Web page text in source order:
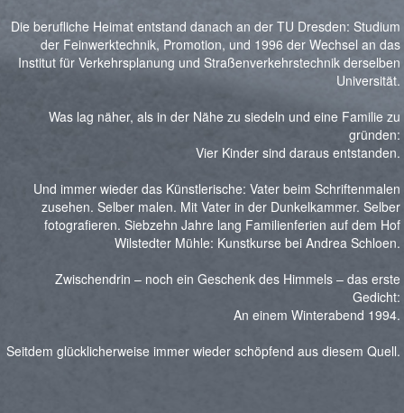
Die berufliche Heimat entstand danach an der TU Dresden: Studium
der Feinwerktechnik, Promotion, und 1996 der Wechsel an das
Institut für Verkehrsplanung und Straßenverkehrstechnik derselben
Universität.
Was lag näher, als in der Nähe zu siedeln und eine Familie zu
gründen:
Vier Kinder sind daraus entstanden.
Und immer wieder das Künstlerische: Vater beim Schriftenmalen
zusehen. Selber malen. Mit Vater in der Dunkelkammer. Selber
fotografieren. Siebzehn Jahre lang Familienferien auf dem Hof
Wilstedter Mühle: Kunstkurse bei Andrea Schloen.
Zwischendrin – noch ein Geschenk des Himmels – das erste
Gedicht:
An einem Winterabend 1994.
Seitdem glücklicherweise immer wieder schöpfend aus diesem Quell.